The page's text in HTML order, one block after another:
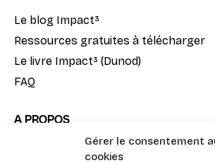
Gérer le consentement
cookies
Le blog Impact³
Ressources gratuites à télécharger
Le livre Impact³ (Dunod)
FAQ
A PROPOS
Notre mission